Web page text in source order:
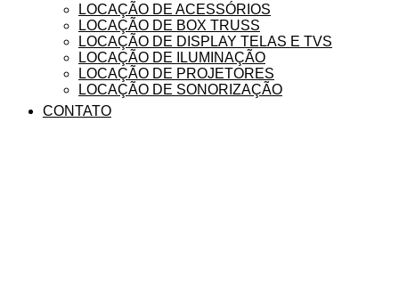
LOCAÇÃO DE ACESSÓRIOS
LOCAÇÃO DE BOX TRUSS
LOCAÇÃO DE DISPLAY TELAS E TVS
LOCAÇÃO DE ILUMINAÇÃO
LOCAÇÃO DE PROJETORES
LOCAÇÃO DE SONORIZAÇÃO
CONTATO